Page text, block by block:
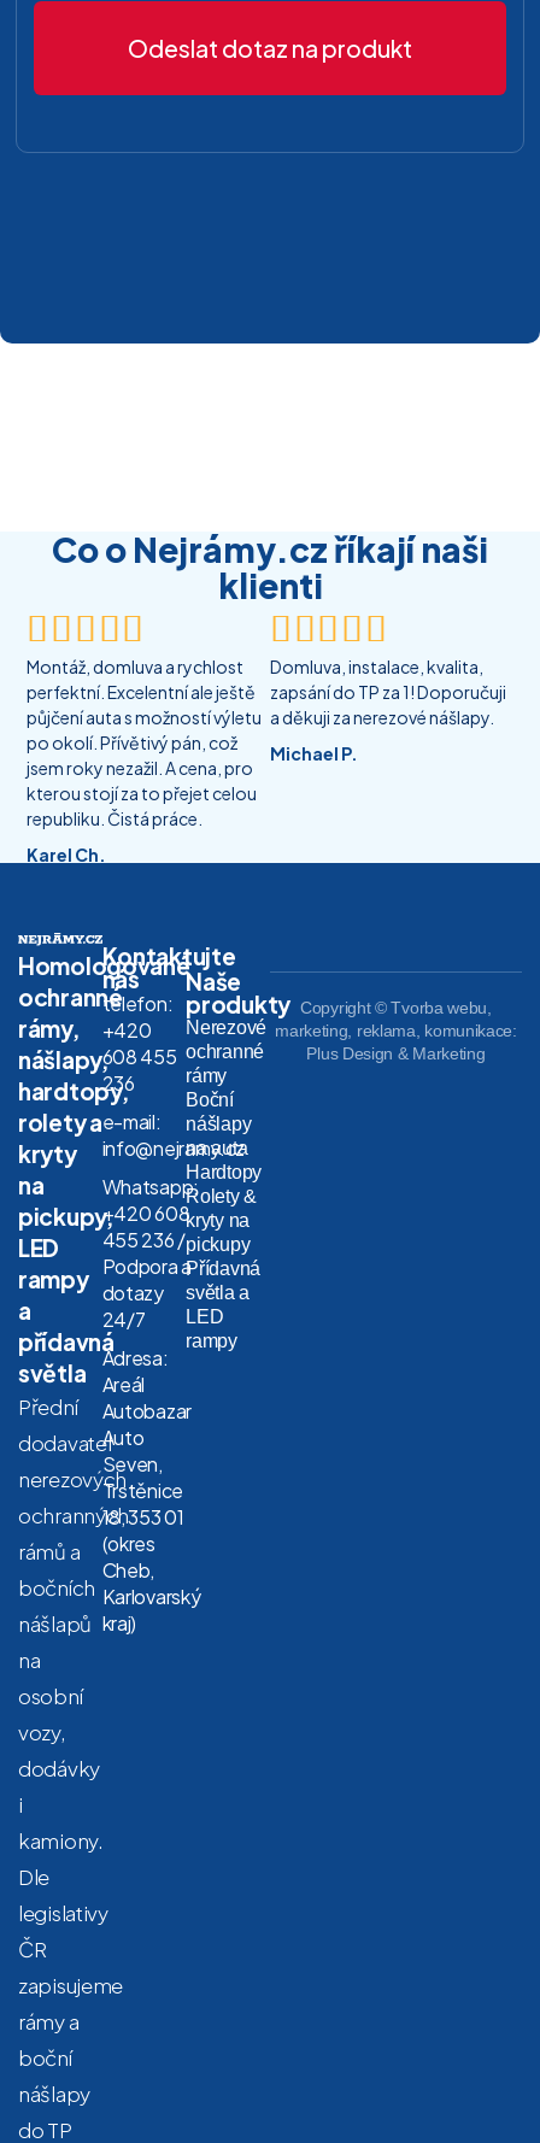
Odeslat dotaz na produkt
Co o Nejrámy.cz říkají naši
klienti

Montáž, domluva a rychlost
perfektní. Excelentní ale ještě
půjčení auta s možností výletu
po okolí. Přívětivý pán, což
jsem roky nezažil. A cena, pro
kterou stojí za to přejet celou
republiku. Čistá práce.
Karel Ch.

Domluva, instalace, kvalita,
zapsání do TP za 1! Doporučuji
a děkuji za nerezové nášlapy.
Michael P.
Homologované
ochranné
rámy,
nášlapy,
hardtopy,
rolety a
kryty
na
pickupy,
LED
rampy
a
přídavná
světla
Přední
dodavatel
nerezových
ochranných
rámů a
bočních
nášlapů
na
osobní
vozy,
dodávky
i
kamiony.
Dle
legislativy
ČR
zapisujeme
rámy a
boční
nášlapy
do TP
Kontaktujte
nás
telefon:
+420
608 455
236
e-mail:
info@nejramy.cz
Whatsapp:
+420 608
455 236 /
Podpora a
dotazy
24/7
Adresa:
Areál
Autobazar
Auto
Seven,
Trstěnice
18, 353 01
(okres
Cheb,
Karlovarský
kraj)
Naše
produkty
Nerezové
ochranné
rámy
Boční
nášlapy
na auta
Hardtopy
Rolety &
kryty na
pickupy
Přídavná
světla a
LED
rampy
Copyright © Tvorba webu,
marketing, reklama, komunikace:
Plus Design & Marketing